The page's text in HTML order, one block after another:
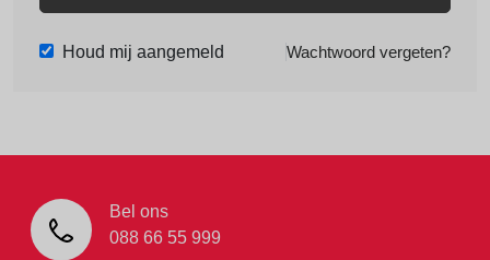
Houd mij aangemeld Wachtwoord vergeten?
Bel ons
088 66 55 999